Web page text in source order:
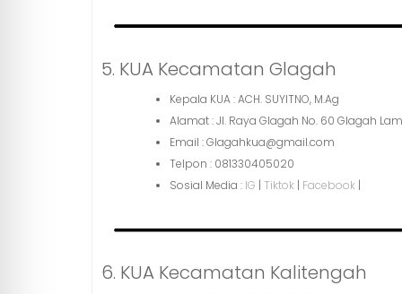
5. KUA Kecamatan Glagah
Kepala KUA : ACH. SUYITNO, M.Ag
Alamat : Jl. Raya Glagah No. 60 Glagah
Email : Glagahkua@gmail.com
Telpon : 081330405020
Sosial Media : IG | Tiktok | Facebook |
6. KUA Kecamatan Kalitengah